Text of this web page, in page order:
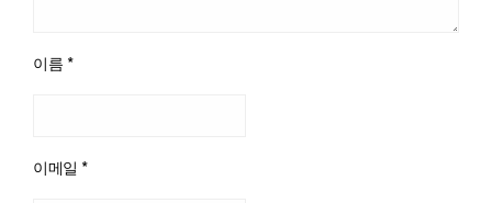
이름 *
이메일 *